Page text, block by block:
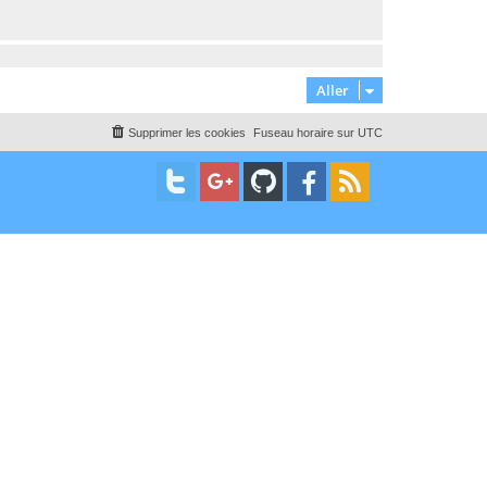
Aller
Fuseau horaire sur UTC
Supprimer les cookies